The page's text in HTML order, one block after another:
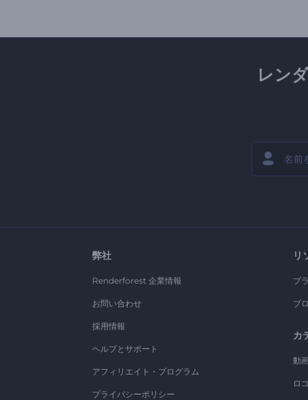
レン
弊社
Renderforest 企業情報
お問い合わせ
採用情報
ヘルプとサポート
アフィリエイト・プログラム
プライバシーポリシー
リ
ブ
ブ
カ
動
ロ